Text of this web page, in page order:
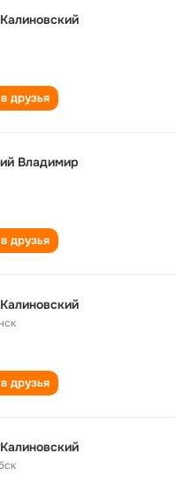
друзья
Владимир
друзья
друзья